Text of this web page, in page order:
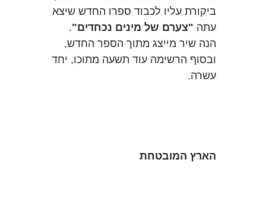
ביקורת עליו לכבוד ספרו החדש שיצא
עתה "צערם של מינים נכחדים".
הנה שיר מייצג מתוך הספר החדש,
ובסוף הרשימה עוד תשעה מתוכו, יחד
עשרה.
הארץ המובטחת